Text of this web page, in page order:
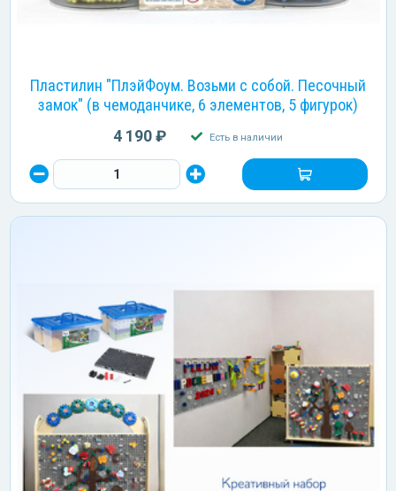
Пластилин "ПлэйФоум. Возьми с собой. Песочный
замок" (в чемоданчике, 6 элементов, 5 фигурок)
4 190 ₽ Есть в наличии